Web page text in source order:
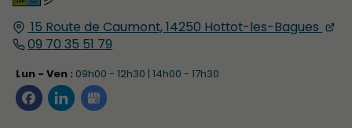
15 Route de Caumont,14250 Hottot-les-Bagues
09 70 35 51 79
Lun - Ven : 09h00 - 12h30 | 14h00 - 17h30